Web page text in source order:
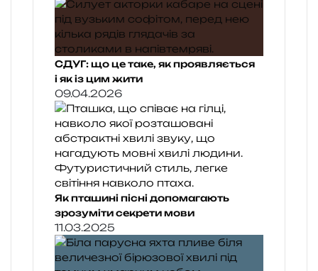
СДУГ: що це таке, як проявляється
і як із цим жити
09.04.2026
Як пташині пісні допомагають
зрозуміти секрети мови
11.03.2025